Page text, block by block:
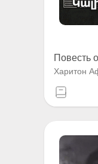
Повесть
Харитон